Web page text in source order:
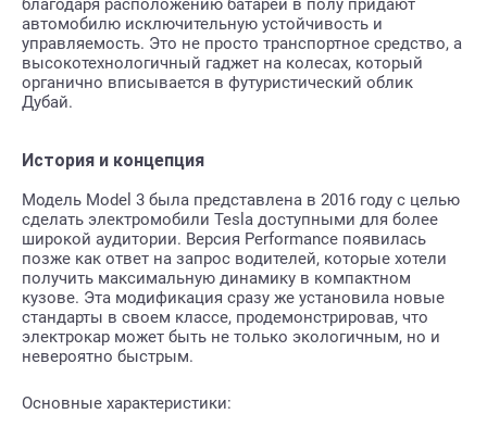
благодаря расположению батареи в полу придают
автомобилю исключительную устойчивость и
управляемость. Это не просто транспортное средство, а
высокотехнологичный гаджет на колесах, который
органично вписывается в футуристический облик
Дубай.
История и концепция
Модель Model 3 была представлена в 2016 году с целью
сделать электромобили Tesla доступными для более
широкой аудитории. Версия Performance появилась
позже как ответ на запрос водителей, которые хотели
получить максимальную динамику в компактном
кузове. Эта модификация сразу же установила новые
стандарты в своем классе, продемонстрировав, что
электрокар может быть не только экологичным, но и
невероятно быстрым.
Основные характеристики: